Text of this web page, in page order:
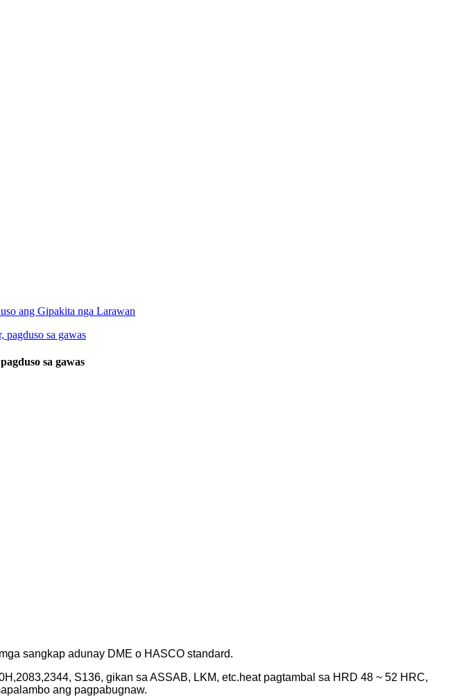
sa gawas
sangkap adunay DME o HASCO standard.
S136, gikan sa ASSAB, LKM, etc.heat pagtambal sa HRD 48 ~ 52 HRC,
ang pagpabugnaw.